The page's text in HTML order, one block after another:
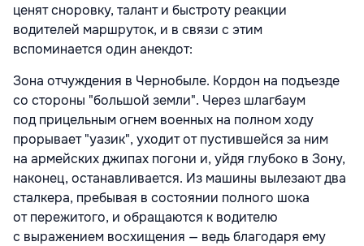
ценят сноровку, талант и быстроту реакции
водителей маршруток, и в связи с этим
вспоминается один анекдот:
Зона отчуждения в Чернобыле. Кордон на подъезде
со стороны "большой земли". Через шлагбаум
под прицельным огнем военных на полном ходу
прорывает "уазик", уходит от пустившейся за ним
на армейских джипах погони и, уйдя глубоко в Зону,
наконец, останавливается. Из машины вылезают два
сталкера, пребывая в состоянии полного шока
от пережитого, и обращаются к водителю
с выражением восхищения — ведь благодаря ему